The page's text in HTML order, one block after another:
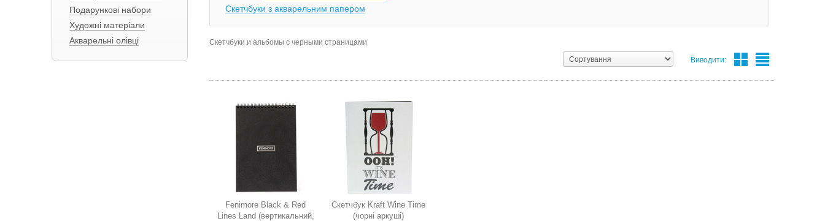
Подарункові набори
Художні матеріали
Акварельні олівці
Скетчбуки з акварельним папером
Скетчбуки и альбомы с черными страницами
Виводити:
Fenimore Black & Red
Lines Land (вертикальний,
Скетчбук Kraft Wine Time
(чорні аркуші)